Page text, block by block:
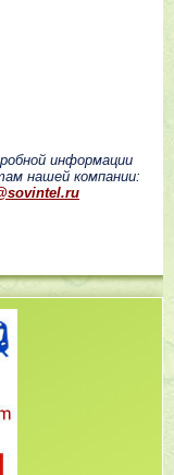
информации
нашей компании: